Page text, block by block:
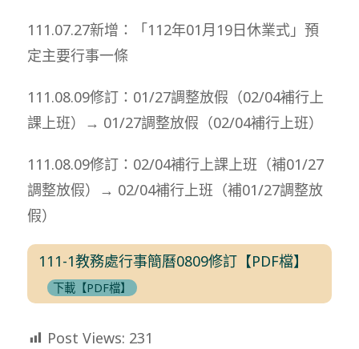
111.07.27新增：「112年01月19日休業式」預
定主要行事一條
111.08.09修訂：01/27調整放假（02/04補行上
課上班）→ 01/27調整放假（02/04補行上班）
111.08.09修訂：02/04補行上課上班（補01/27
調整放假）→ 02/04補行上班（補01/27調整放
假）
111-1教務處行事簡曆0809修訂【PDF檔】
下載【PDF檔】
Post Views: 231